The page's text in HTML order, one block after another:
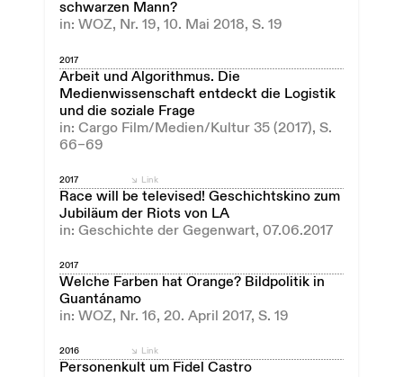
schwarzen Mann?
in: WOZ, Nr. 19, 10. Mai 2018, S. 19
2017
Arbeit und Algorithmus. Die
Medienwissenschaft entdeckt die Logistik
und die soziale Frage
in: Cargo Film/Medien/Kultur 35 (2017), S.
66–69
2017
Race will be televised! Geschichtskino zum
Jubiläum der Riots von LA
in: Geschichte der Gegenwart, 07.06.2017
Link
2017
Welche Farben hat Orange? Bildpolitik in
Guantánamo
in: WOZ, Nr. 16, 20. April 2017, S. 19
2016
Personenkult um Fidel Castro
Link